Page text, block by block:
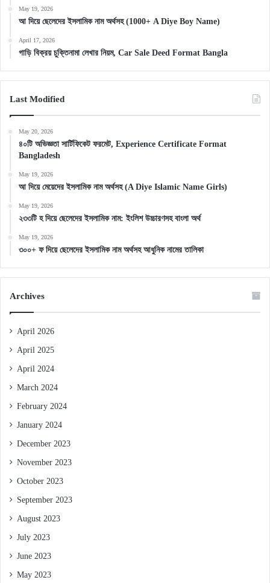
May 19, 2026
আ দিয়ে ছেলেদের ইসলামিক নাম অর্থসহ (1000+ A Diye Boy Name)
April 17, 2026
গাড়ি বিক্রয় চুক্তিনামা লেখার নিয়ম, Car Sale Deed Format Bangla
Last Modified
May 20, 2026
৪০টি অভিজ্ঞতা সার্টিফিকেট ফরমেট, Experience Certificate Format
Bangladesh
May 19, 2026
আ দিয়ে মেয়েদের ইসলামিক নাম অর্থসহ (A Diye Islamic Name Girls)
May 19, 2026
২৩৩টি হ দিয়ে ছেলেদের ইসলামিক নাম: ইংলিশ উচ্চারণসহ বাংলা অর্থ
May 19, 2026
৩০০+ ফ দিয়ে ছেলেদের ইসলামিক নাম অর্থসহ আধুনিক নামের তালিকা
Archives
April 2026
April 2025
April 2024
March 2024
February 2024
January 2024
December 2023
November 2023
October 2023
September 2023
August 2023
July 2023
June 2023
May 2023